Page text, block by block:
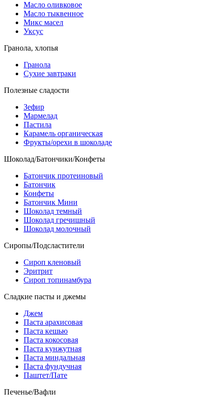
Масло оливковое
Масло тыквенное
Микс масел
Уксус
Гранола, хлопья
Гранола
Сухие завтраки
Полезные сладости
Зефир
Мармелад
Пастила
Карамель органическая
Фрукты/орехи в шоколаде
Шоколад/Батончики/Конфеты
Батончик протеиновый
Батончик
Конфеты
Батончик Мини
Шоколад темный
Шоколад гречишный
Шоколад молочный
Сиропы/Подсластители
Сироп кленовый
Эритрит
Сироп топинамбура
Сладкие пасты и джемы
Джем
Паста арахисовая
Паста кешью
Паста кокосовая
Паста кунжутная
Паста миндальная
Паста фундучная
Паштет/Пате
Печенье/Вафли